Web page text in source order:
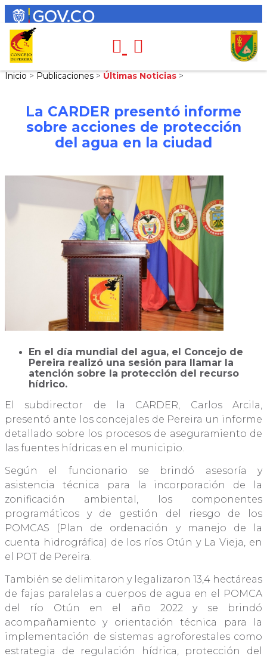
Inicio > Publicaciones > Últimas Noticias >
La CARDER presentó informe
sobre acciones de protección
del agua en la ciudad
En el día mundial del agua, el Concejo de
Pereira realizó una sesión para llamar la
atención sobre la protección del recurso
hídrico.
El subdirector de la CARDER, Carlos Arcila,
presentó ante los concejales de Pereira un informe
detallado sobre los procesos de aseguramiento de
las fuentes hídricas en el municipio.
Según el funcionario se brindó asesoría y
asistencia técnica para la incorporación de la
zonificación ambiental, los componentes
programáticos y de gestión del riesgo de los
POMCAS (Plan de ordenación y manejo de la
cuenta hidrográfica) de los ríos Otún y La Vieja, en
el POT de Pereira.
También se delimitaron y legalizaron 13,4 hectáreas
de fajas paralelas a cuerpos de agua en el POMCA
del río Otún en el año 2022 y se brindó
acompañamiento y orientación técnica para la
implementación de sistemas agroforestales como
estrategia de regulación hídrica, protección del